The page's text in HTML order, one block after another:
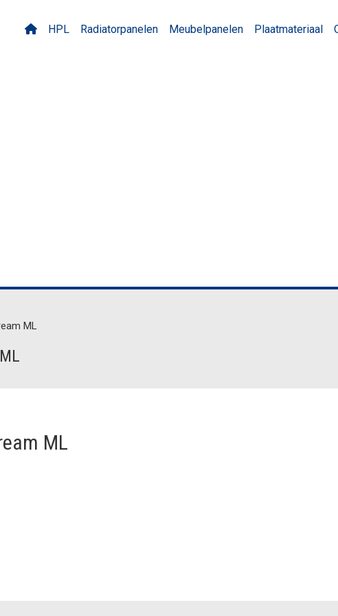
HPL Radiatorpanelen Meubelpanelen Plaatmateriaal
ML
ML